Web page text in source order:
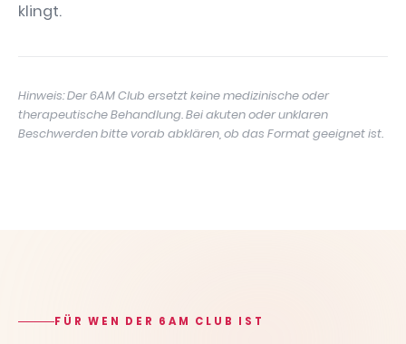
klingt.
Hinweis: Der 6AM Club ersetzt keine medizinische oder
therapeutische Behandlung. Bei akuten oder unklaren
Beschwerden bitte vorab abklären, ob das Format geeignet ist.
FÜR WEN DER 6AM CLUB IST